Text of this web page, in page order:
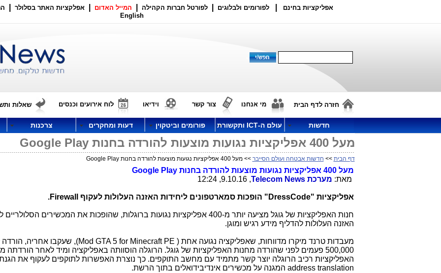
אפליקציות בחינם לפורומים ולבלוגים לפורטל חברות הקהילה המייל האדום אפלקציות האתר בסלולר
English
חזרה לדף הבית מי אנחנו צור קשר וידיאו לוח אירועים וכנסים שאלות
חדשות עולם ה-ICT ותקשורת פורומים וביטקוין דעות ומחקרים צרכנות
מעל 400 אפליקציות נגועות מוצעות להורדה בחנות Google Play
דף הבית >> חדשות אבטחה ועולם הסייבר >> מעל 400 אפליקציות נגועות מוצעות להורדה בחנות Google Play
מעל 400 אפליקציות נגועות מוצעות להורדה בחנות
Google Play
מאת: מערכתTelecom News
, 9.10.16, 12:24
אפליקציות DressCode" " הופכות סמארטפונים ליחידות האזנה העלולות לעקוף Firewall
.
חנות האפליקציות של גוגל מציעה יותר מ-400 אפליקציות נגועות ברוגלות, שהופכות את המכשירים
האזנה העלולות להדליף מידע רגיש ומוגן.
מעבדות טרנד מיקרו מדווחות, שאפליקציה נגועה אחת ( Mod GTA 5 for Minecraft PE), שעקבו אחריה, הורדה
500,000 פעמים לפני שהורדה מחנות האפליקציות של גוגל. הרוגלה הוסוותה באפליקציה ומיד לאחר הורדתה
האפליקציות רכיב הרוגלה יוצר קשר מתמיד עם מחשב התוקפים. כך נוצרת האפשרות לתוקפים לעקוף את
address translation המגנה על מכשירים אינדיבידואלים בתוך הרשת.